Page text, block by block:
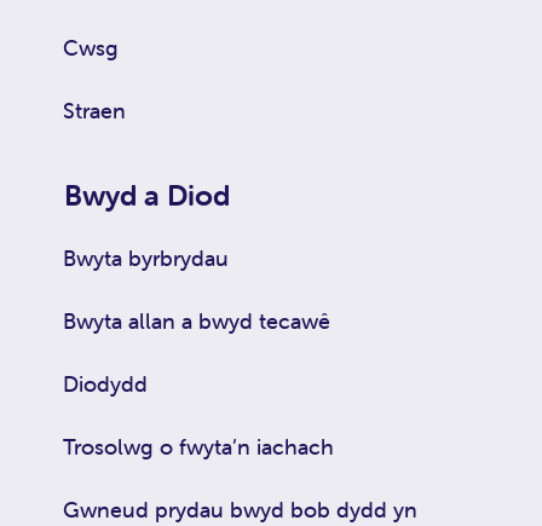
Cwsg
Straen
Bwyd a Diod
Bwyta byrbrydau
Bwyta allan a bwyd tecawê
Diodydd
Trosolwg o fwyta’n iachach
Gwneud prydau bwyd bob dydd yn